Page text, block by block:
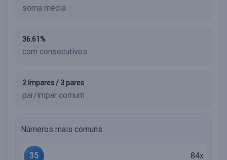
soma média
36.61%
com consecutivos
2 ímpares / 3 pares
par/ímpar comum
Números mais comuns
35 84x